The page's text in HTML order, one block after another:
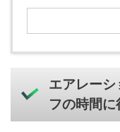
エアレー
フの時間に